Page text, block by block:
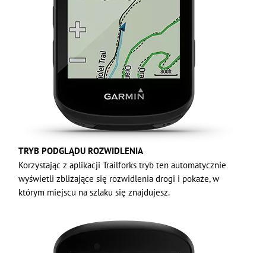
TRYB PODGLĄDU ROZWIDLENIA
Korzystając z aplikacji Trailforks tryb ten automatycznie
wyświetli zbliżające się rozwidlenia drogi i pokaże, w
którym miejscu na szlaku się znajdujesz.